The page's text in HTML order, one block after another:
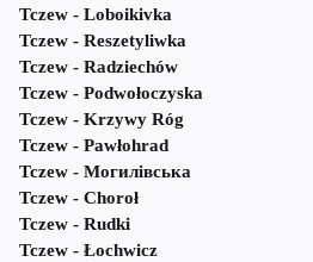
Tczew - Loboikivka
Tczew - Reszetyliwka
Tczew - Radziechów
Tczew - Podwołoczyska
Tczew - Krzywy Róg
Tczew - Pawłohrad
Tczew - Могилівська
Tczew - Choroł
Tczew - Rudki
Tczew - Łochwicz